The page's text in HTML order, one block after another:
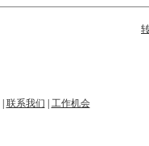
联系我们 工作机会